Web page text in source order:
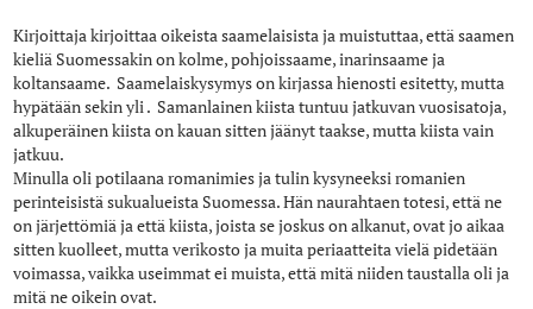
Kirjoittaja kirjoittaa oikeista saamelaisista ja muistuttaa, että saamen
kieliä Suomessakin on kolme, pohjoissaame, inarinsaame ja
koltansaame. Saamelaiskysymys on kirjassa hienosti esitetty, mutta
hypätään sekin yli . Samanlainen kiista tuntuu jatkuvan vuosisatoja,
alkuperäinen kiista on kauan sitten jäänyt taakse, mutta kiista vain
jatkuu.
Minulla oli potilaana romanimies ja tulin kysyneeksi romanien
perinteisistä sukualueista Suomessa. Hän naurahtaen totesi, että ne
on järjettömiä ja että kiista, joista se joskus on alkanut, ovat jo aikaa
sitten kuolleet, mutta verikosto ja muita periaatteita vielä pidetään
voimassa, vaikka useimmat ei muista, että mitä niiden taustalla oli ja
mitä ne oikein ovat.